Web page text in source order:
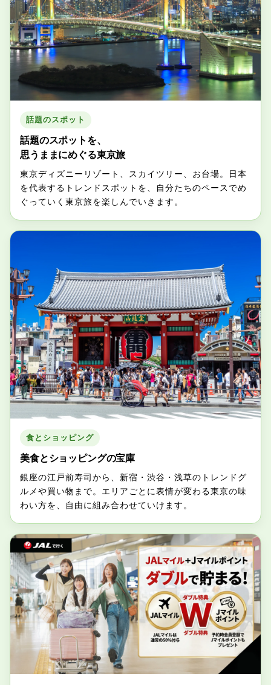
話題のスポット
話題のスポットを、
思うままにめぐる東京旅
東京ディズニーリゾート、スカイツリー、お台場。日本
を代表するトレンドスポットを、自分たちのペースでめ
ぐっていく東京旅を楽しんでいきます。
食とショッピング
美食とショッピングの宝庫
銀座の江戸前寿司から、新宿・渋谷・浅草のトレンドグ
ルメや買い物まで。エリアごとに表情が変わる東京の味
わい方を、自由に組み合わせていけます。